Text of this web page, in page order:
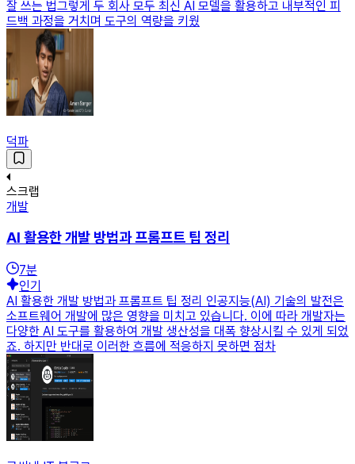
잘 쓰는 법그렇게 두 회사 모두 최신 AI 모델을 활용하고 내부적인 피
드백 과정을 거치며 도구의 역량을 키웠
덕파
스크랩
개발
AI 활용한 개발 방법과 프롬프트 팁 정리
7분
인기
AI 활용한 개발 방법과 프롬프트 팁 정리 인공지능(AI) 기술의 발전은
소프트웨어 개발에 많은 영향을 미치고 있습니다. 이에 따라 개발자는
다양한 AI 도구를 활용하여 개발 생산성을 대폭 향상시킬 수 있게 되었
죠. 하지만 반대로 이러한 흐름에 적응하지 못하면 점차